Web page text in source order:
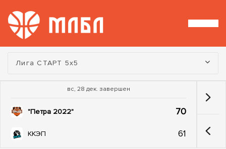
Турнир:
Лига СТАРТ 5х5
вс, 28 дек. завершен
"Петра 2022" 70
ККЭП 61